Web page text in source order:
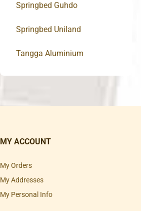
Springbed Guhdo
Springbed Uniland
Tangga Aluminium
MY ACCOUNT
My Orders
My Addresses
My Personal Info